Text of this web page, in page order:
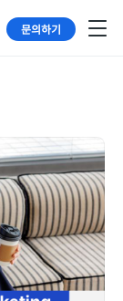
문의하기